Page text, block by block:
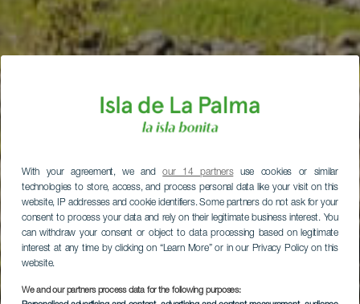
With your agreement, we andour 14 partnersuse cookies or similar
technologies to store, access, and process personal data like your visit on this
website, IP addresses and cookie identifiers. Some partners do not ask for your
consent to process your data and rely on their legitimate business interest. You
can withdraw your consent or object to data processing based on legitimate
interest at any time by clicking on “Learn More” or in our Privacy Policy on this
website.
We and our partners process data for the following purposes: